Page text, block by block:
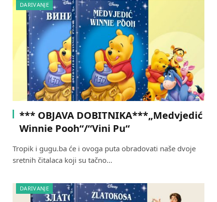
DARIVANJE
*** OBJAVA DOBITNIKA***„Medvjedić
Winnie Pooh“/“Vini Pu“
Tropik i gugu.ba će i ovoga puta obradovati naše dvoje
sretnih čitalaca koji su tačno…
DARIVANJE